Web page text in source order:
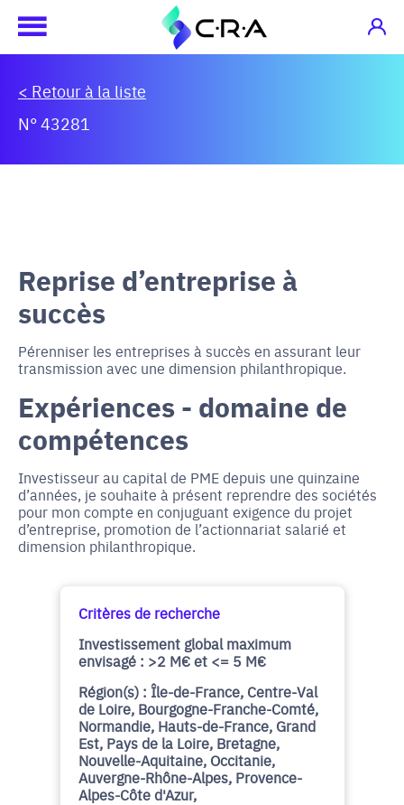
< Retour à la liste
N° 43281
Reprise d’entreprise à
succès
Pérenniser les entreprises à succès en assurant leur
transmission avec une dimension philanthropique.
Expériences - domaine de
compétences
Investisseur au capital de PME depuis une quinzaine
d’années, je souhaite à présent reprendre des sociétés
pour mon compte en conjuguant exigence du projet
d’entreprise, promotion de l’actionnariat salarié et
dimension philanthropique.
Critères de recherche
Investissement global maximum
envisagé : >2 M€ et <= 5 M€
Région(s) : Île-de-France, Centre-Val
de Loire, Bourgogne-Franche-Comté,
Normandie, Hauts-de-France, Grand
Est, Pays de la Loire, Bretagne,
Nouvelle-Aquitaine, Occitanie,
Auvergne-Rhône-Alpes, Provence-
Alpes-Côte d'Azur,